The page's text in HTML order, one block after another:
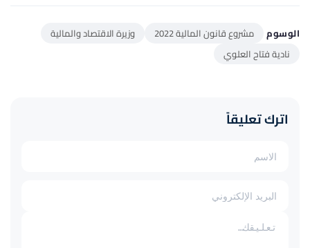
الوسوم مشروع قانون المالية 2022
وزيرة الاقتصاد والمالية
نادية فتاح العلوي
اترك تعليقاً